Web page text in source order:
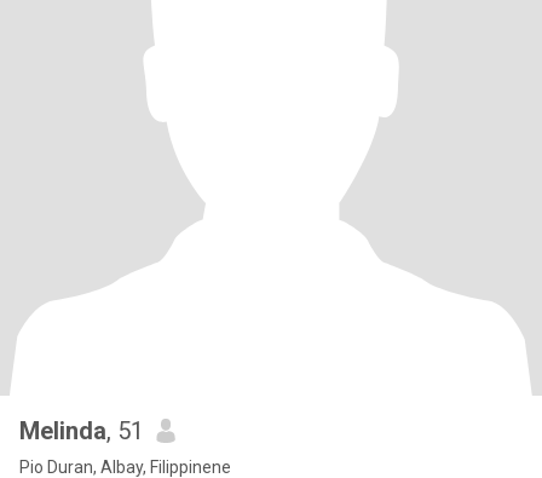
Melinda, 51
Pio Duran, Albay, Filippinene